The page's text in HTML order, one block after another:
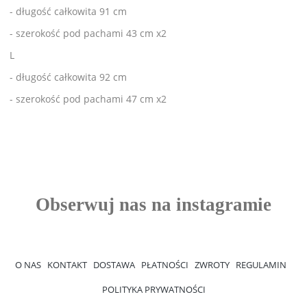
- długość całkowita 91 cm
- szerokość pod pachami 43 cm x2
L
- długość całkowita 92 cm
- szerokość pod pachami 47 cm x2
O NAS KONTAKT DOSTAWA PŁATNOŚCI ZWROTY REGULAMIN
POLITYKA PRYWATNOŚCI